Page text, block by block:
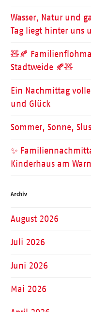
Wasser, Natur und
Tag liegt hinter uns
🧸🍂
Stadtweide 🍂🧸
Ein Nachmittag
und Glück
Sommer, Sonne,
✨
Kinderhaus am
Archiv
August 2026
Juli 2026
Juni 2026
Mai 2026